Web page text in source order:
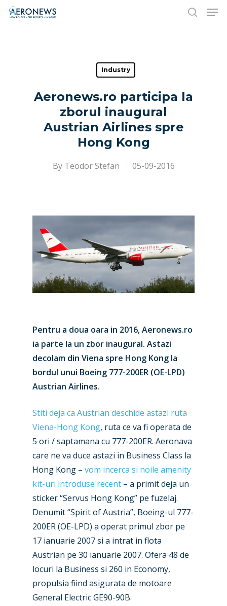
Hit enter to search or ESC to close
Industry
Aeronews.ro participa la
zborul inaugural
Austrian Airlines spre
Hong Kong
By Teodor Stefan 05-09-2016
Pentru a doua oara in 2016, Aeronews.ro
ia parte la un zbor inaugural. Astazi
decolam din Viena spre Hong Kong la
bordul unui Boeing 777-200ER (OE-LPD)
Austrian Airlines.
Stiti deja ca Austrian deschide astazi ruta
Viena-Hong Kong, ruta ce va fi operata de
5 ori / saptamana cu 777-200ER. Aeronava
care ne va duce astazi in Business Class la
Hong Kong – vom incerca si noile amenity
kit-uri introduse recent – a primit deja un
sticker “Servus Hong Kong” pe fuzelaj.
Denumit “Spirit of Austria”, Boeing-ul 777-
200ER (OE-LPD) a operat primul zbor pe
17 ianuarie 2007 si a intrat in flota
Austrian pe 30 ianuarie 2007. Ofera 48 de
locuri la Business si 260 in Economy,
propulsia fiind asigurata de motoare
General Electric GE90-90B.
New Routes
Industry
Airshows